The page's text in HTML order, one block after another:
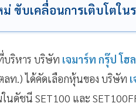
ขับเคลื่อนการเติบโตใน
บริหาร บริษัท เจมาร์ท กรุ๊ป โฮ
ลท.) ได้คัดเลือกหุ้นของ บริษัท
นดัชนี SET100 และ